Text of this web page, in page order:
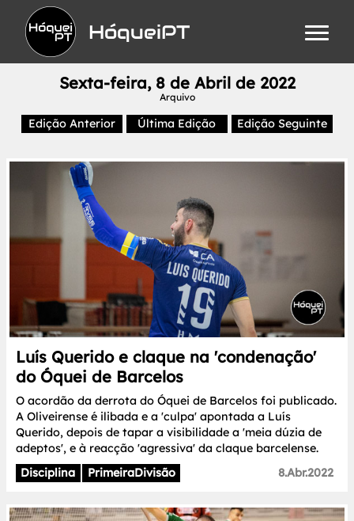
HóqueiPT
Sexta-feira, 8 de Abril de 2022
Arquivo
Edição Anterior Última Edição Edição Seguinte
Luís Querido e claque na 'condenação'
do Óquei de Barcelos
O acordão da derrota do Óquei de Barcelos foi publicado.
A Oliveirense é ilibada e a 'culpa' apontada a Luís
Querido, depois de tapar a visibilidade a 'meia dúzia de
adeptos', e à reacção 'agressiva' da claque barcelense.
Disciplina
PrimeiraDivisão 8.Abr.2022